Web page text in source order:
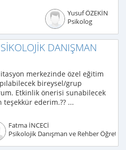
Yusuf ÖZEKİN
Psikolog
DANIŞMAN
merkezinde özel eğitim
bireysel/grup
Etkinlik önerisi sunabilecek
teşekkür ederim.?? ...
Fatma İNCECİ
Psikolojik Danışman ve Rehber